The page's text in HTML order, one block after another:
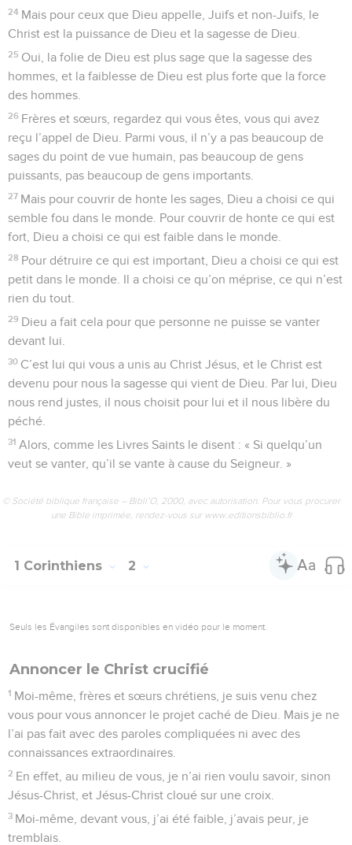
24 Mais pour ceux que Dieu appelle, Juifs et non-Juifs, le
Christ est la puissance de Dieu et la sagesse de Dieu.
25 Oui, la folie de Dieu est plus sage que la sagesse des
hommes, et la faiblesse de Dieu est plus forte que la force
des hommes.
26 Frères et sœurs, regardez qui vous êtes, vous qui avez
reçu l’appel de Dieu. Parmi vous, il n’y a pas beaucoup de
sages du point de vue humain, pas beaucoup de gens
puissants, pas beaucoup de gens importants.
27 Mais pour couvrir de honte les sages, Dieu a choisi ce qui
semble fou dans le monde. Pour couvrir de honte ce qui est
fort, Dieu a choisi ce qui est faible dans le monde.
28 Pour détruire ce qui est important, Dieu a choisi ce qui est
petit dans le monde. Il a choisi ce qu’on méprise, ce qui n’est
rien du tout.
29 Dieu a fait cela pour que personne ne puisse se vanter
devant lui.
30 C’est lui qui vous a unis au Christ Jésus, et le Christ est
devenu pour nous la sagesse qui vient de Dieu. Par lui, Dieu
nous rend justes, il nous choisit pour lui et il nous libère du
péché.
31 Alors, comme les Livres Saints le disent : « Si quelqu’un
veut se vanter, qu’il se vante à cause du Seigneur. »
© Société biblique française – Bibli’O, 2000, avec autorisation. Pour vous procurer
une Bible imprimée, rendez-vous sur www.editionsbiblio.fr
1 Corinthiens 2
Seuls les Évangiles sont disponibles en vidéo pour le moment.
Annoncer le Christ crucifié
1 Moi-même, frères et sœurs chrétiens, je suis venu chez
vous pour vous annoncer le projet caché de Dieu. Mais je ne
l’ai pas fait avec des paroles compliquées ni avec des
connaissances extraordinaires.
2 En effet, au milieu de vous, je n’ai rien voulu savoir, sinon
Jésus-Christ, et Jésus-Christ cloué sur une croix.
3 Moi-même, devant vous, j’ai été faible, j’avais peur, je
tremblais.